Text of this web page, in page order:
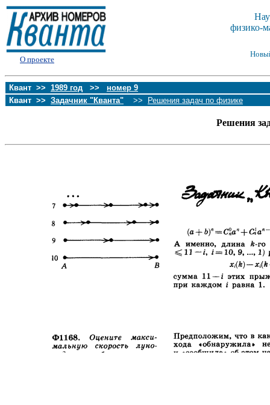
О проекте
физико-
Квант >> 1989 год >> номер 9
Квант >> Задачник "Кванта" >> Решения задач по физике
Решения